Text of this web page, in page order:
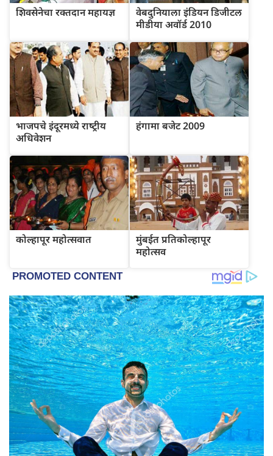
शिवसेनेचा रक्तदान महायज्ञ
वेबदुनियाला इंडियन डिजीटल
मीडीया अवॉर्ड 2010
भाजपचे इंदूरमध्‍ये राष्‍ट्रीय
अधिवेशन
हंगामा बजेट 2009
कोल्हापूर महोत्सवात
मुंबईत प्रतिकोल्हापूर
महोत्सव